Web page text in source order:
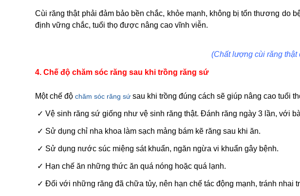
Cùi răng thật phải đảm bảo bền chắc, khỏe mạnh, không bị tổn thương do
định vững chắc, tuổi thọ được nâng cao vĩnh viễn.
(Chất lượng cùi răng
4. Chế độ chăm sóc răng sau khi trồng răng sứ
Một chế độ chăm sóc răng sứ sau khi trồng đúng cách sẽ giúp nâng cao tuổi
✓ Vệ sinh răng sứ giống như vệ sinh răng thật. Đánh răng ngày 3 lần, với
✓ Sử dụng chỉ nha khoa làm sạch mảng bám kẽ răng sau khi ăn.
✓ Sử dụng nước súc miệng sát khuẩn, ngăn ngừa vi khuẩn gây bệnh.
✓ Hạn chế ăn những thức ăn quá nóng hoặc quá lạnh.
✓ Đối với những răng đã chữa tủy, nên hạn chế tác động mạnh, tránh nhai